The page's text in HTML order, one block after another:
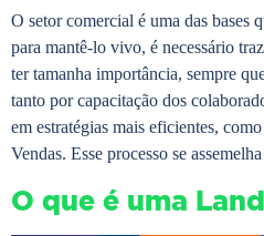
O setor comercial é uma das bases
para mantê-lo vivo, é necessário
ter tamanha importância, sempre
tanto por capacitação dos
em estratégias mais eficientes,
Vendas. Esse processo se
O que é uma